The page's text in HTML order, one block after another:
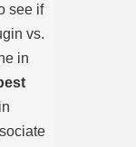
see if
vs.
in